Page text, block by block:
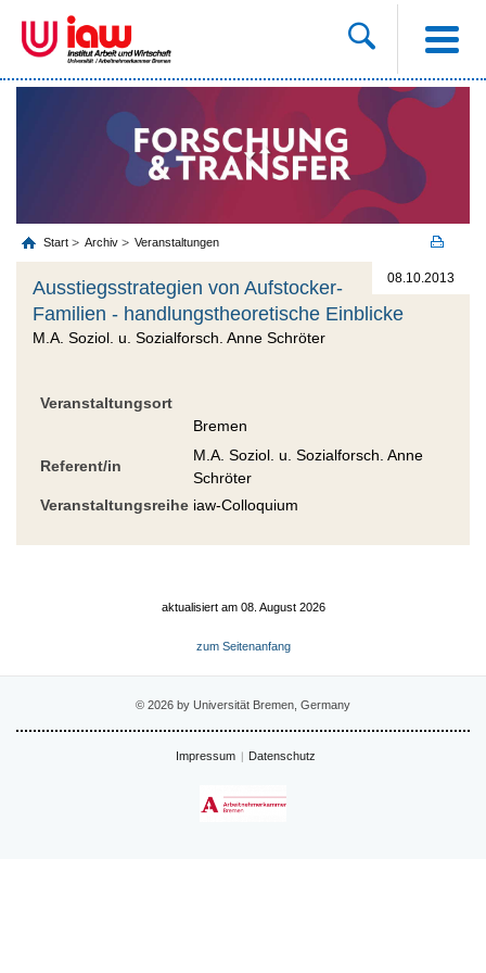
Start Archiv Veranstaltungen
08.10.2013
Ausstiegsstrategien von Aufstocker-
Familien - handlungstheoretische Einblicke
M.A. Soziol. u. Sozialforsch. Anne Schröter
Veranstaltungsort
Bremen
Referent/in
M.A. Soziol. u. Sozialforsch. Anne
Schröter
Veranstaltungsreihe iaw-Colloquium
aktualisiert am 08. August 2026
zum Seitenanfang
© 2026 by Universität Bremen, Germany
Impressum Datenschutz